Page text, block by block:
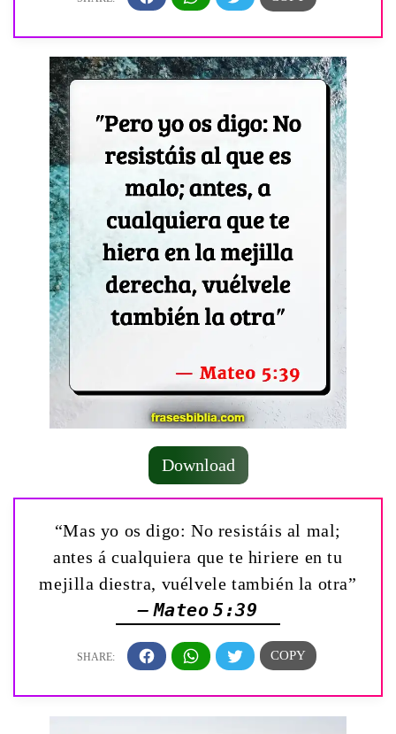
Download
“Mas yo os digo: No resistáis al mal;
antes á cualquiera que te hiriere en tu
mejilla diestra, vuélvele también la otra”
— Mateo 5:39